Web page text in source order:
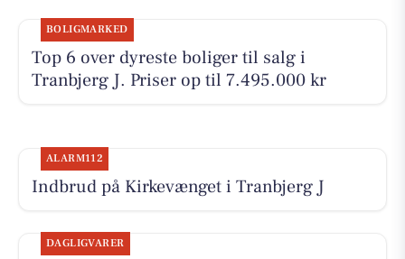
BOLIGMARKED
Top 6 over dyreste boliger til salg i
Tranbjerg J. Priser op til 7.495.000 kr
ALARM112
Indbrud på Kirkevænget i Tranbjerg J
DAGLIGVARER